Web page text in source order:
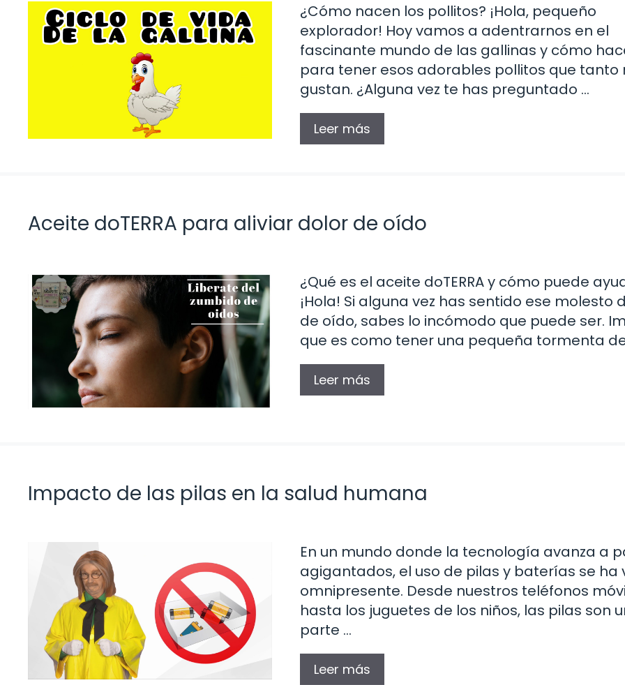
¿Cómo nacen los pollitos? ¡Hola, pequeño
explorador! Hoy vamos a adentrarnos en el
fascinante mundo de las gallinas y cómo
para tener esos adorables pollitos que tanto
gustan. ¿Alguna vez te has preguntado …
Leer más
Aceite doTERRA para aliviar dolor de oído
¿Qué es el aceite doTERRA y cómo puede
¡Hola! Si alguna vez has sentido ese molesto
de oído, sabes lo incómodo que puede ser.
que es como tener una pequeña tormenta
Leer más
Impacto de las pilas en la salud humana
En un mundo donde la tecnología avanza a
agigantados, el uso de pilas y baterías se ha
omnipresente. Desde nuestros teléfonos
hasta los juguetes de los niños, las pilas son
parte …
Leer más